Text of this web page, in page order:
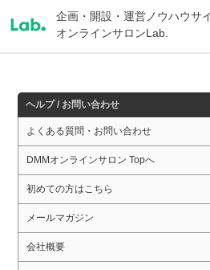
企画・開設・運営ノウハウサ
オンラインサロンLab.
ヘルプ / お問い合わせ
よくある質問・お問い合わせ
DMMオンラインサロン Topへ
初めての方はこちら
メールマガジン
会社概要